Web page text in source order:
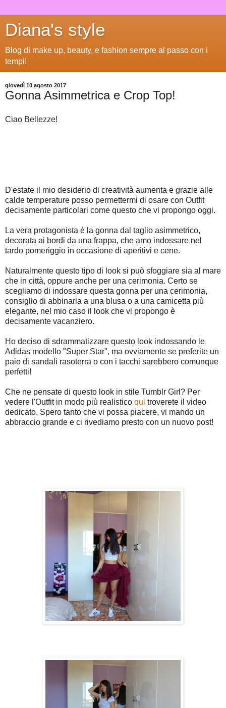
Diana's style
Blog di make up, beauty, e fashion sempre al passo con i
tempi!
giovedì 10 agosto 2017
Gonna Asimmetrica e Crop Top!
Ciao Bellezze!
D'estate il mio desiderio di creatività aumenta e grazie alle
calde temperature posso permettermi di osare con Outfit
decisamente particolari come questo che vi propongo oggi.
La vera protagonista è la gonna dal taglio asimmetrico,
decorata ai bordi da una frappa, che amo indossare nel
tardo pomeriggio in occasione di aperitivi e cene.
Naturalmente questo tipo di look si può sfoggiare sia al mare
che in città, oppure anche per una cerimonia. Certo se
scegliamo di indossare questa gonna per una cerimonia,
consiglio di abbinarla a una blusa o a una camicetta più
elegante, nel mio caso il look che vi propongo è
decisamente vacanziero.
Ho deciso di sdrammatizzare questo look indossando le
Adidas modello "Super Star", ma ovviamente se preferite un
paio di sandali rasoterra o con i tacchi sarebbero comunque
perfetti!
Che ne pensate di questo look in stile Tumblr Girl? Per
vedere l'Outfit in modo più realistico qui troverete il video
dedicato. Spero tanto che vi possa piacere, vi mando un
abbraccio grande e ci rivediamo presto con un nuovo post!